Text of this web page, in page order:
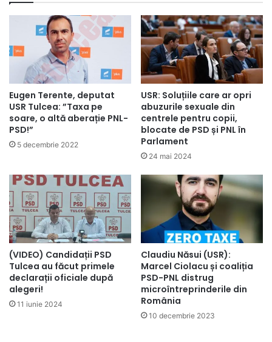
Eugen Terente, deputat
USR Tulcea: ”Taxa pe
soare, o altă aberație PNL-
PSD!”
5 decembrie 2022
USR: Soluțiile care ar opri
abuzurile sexuale din
centrele pentru copii,
blocate de PSD și PNL în
Parlament
24 mai 2024
(VIDEO) Candidații PSD
Tulcea au făcut primele
declarații oficiale după
alegeri!
11 iunie 2024
Claudiu Năsui (USR):
Marcel Ciolacu și coaliția
PSD-PNL distrug
microîntreprinderile din
România
10 decembrie 2023